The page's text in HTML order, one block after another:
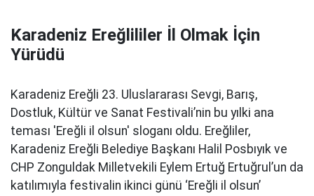
Karadeniz Ereğlililer İl Olmak İçin
Yürüdü
Karadeniz Ereğli 23. Uluslararası Sevgi, Barış,
Dostluk, Kültür ve Sanat Festivali’nin bu yılki ana
teması 'Ereğli il olsun' sloganı oldu. Ereğliler,
Karadeniz Ereğli Belediye Başkanı Halil Posbıyık ve
CHP Zonguldak Milletvekili Eylem Ertuğ Ertuğrul’un da
katılımıyla festivalin ikinci günü ‘Ereğli il olsun’